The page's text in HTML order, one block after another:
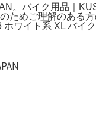
。バイク用品｜
ためご理解のある
ワイト系 XL バイ